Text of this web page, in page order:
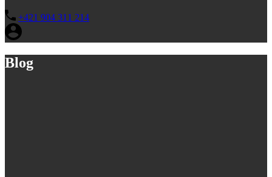
+421 904 311 214
Blog